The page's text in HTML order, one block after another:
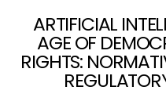
ARTIFICIAL
AGE OF
RIGHTS: